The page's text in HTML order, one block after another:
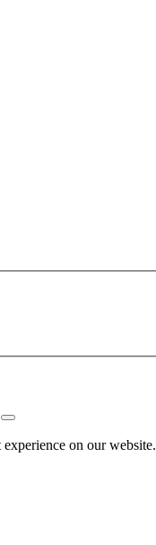
on our website.